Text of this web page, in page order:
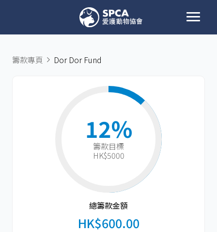
籌款專頁 Dor Dor Fund
12%
籌款目標​
HK$5000
總籌款金額​
HK$600.00